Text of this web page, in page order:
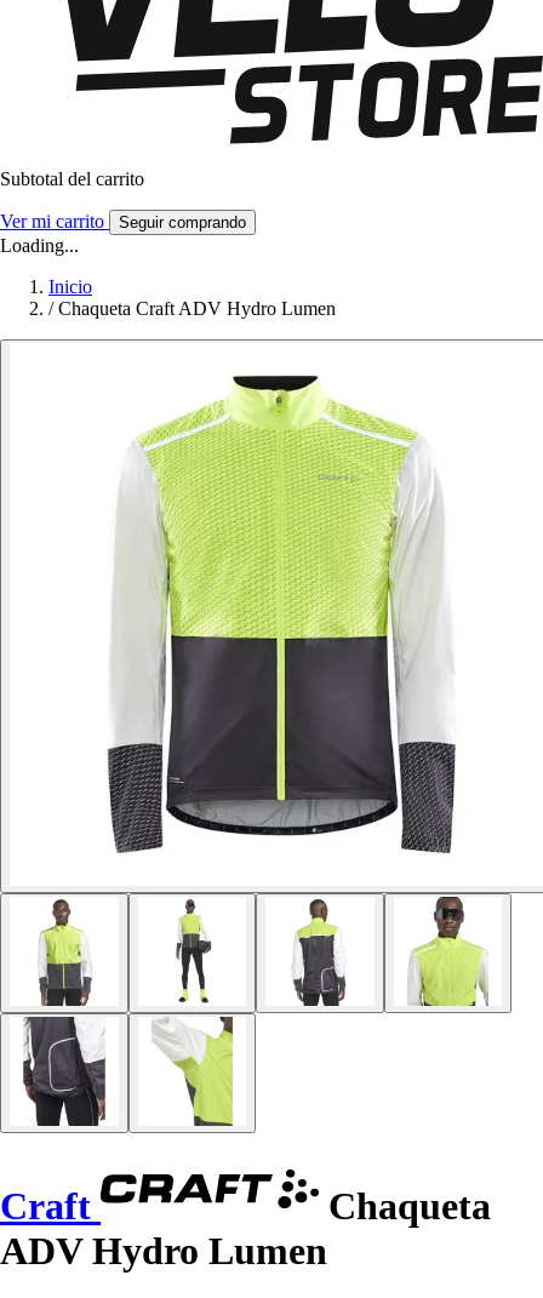
Subtotal del carrito
Ver mi carrito Seguir comprando
Loading...
Inicio
/ Chaqueta Craft ADV Hydro Lumen
Craft
Chaqueta
ADV Hydro Lumen